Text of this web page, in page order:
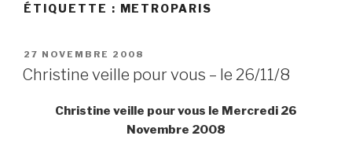
ÉTIQUETTE : METROPARIS
PUBLIÉ
LE
27 NOVEMBRE 2008
Christine veille pour vous – le 26/11/8
Christine veille pour vous le Mercredi 26
Novembre 2008